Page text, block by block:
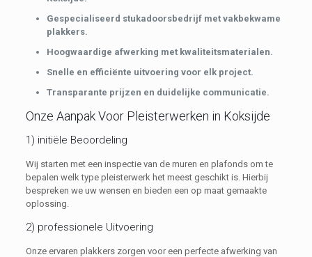
Gespecialiseerd stukadoorsbedrijf met vakbekwame
plakkers.
Hoogwaardige afwerking met kwaliteitsmaterialen.
Snelle en efficiënte uitvoering voor elk project.
Transparante prijzen en duidelijke communicatie.
Onze Aanpak Voor Pleisterwerken in Koksijde
1) initiële Beoordeling
Wij starten met een inspectie van de muren en plafonds om te
bepalen welk type pleisterwerk het meest geschikt is. Hierbij
bespreken we uw wensen en bieden een op maat gemaakte
oplossing.
2) professionele Uitvoering
Onze ervaren plakkers zorgen voor een perfecte afwerking van